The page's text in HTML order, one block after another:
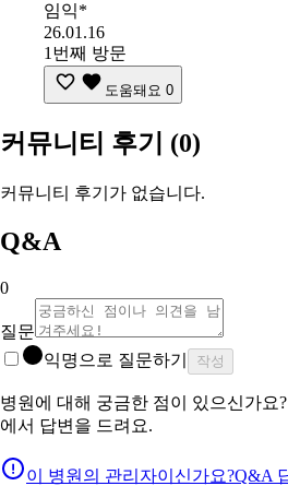
임익*
26.01.16
1번째 방문
도움돼요 0
커뮤니티 후기 (0)
커뮤니티 후기가 없습니다.
Q&A
0
질문
익명으로 질문하기
작성
병원에 대해 궁금한 점이 있으신가요
에서 답변을 드려요.
이 병원의 관리자이신가요?Q&A